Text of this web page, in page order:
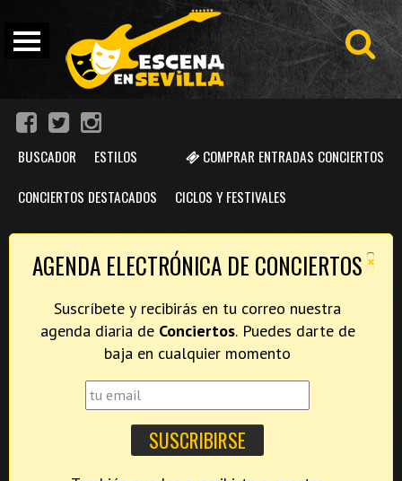
COMPRAR ENTRADAS CONCIERTOS
BUSCADOR ESTILOS
CONCIERTOS DESTACADOS CICLOS Y FESTIVALES
×
AGENDA ELECTRÓNICA DE CONCIERTOS
Suscríbete y recibirás en tu correo nuestra
agenda diaria de Conciertos. Puedes darte de
baja en cualquier momento